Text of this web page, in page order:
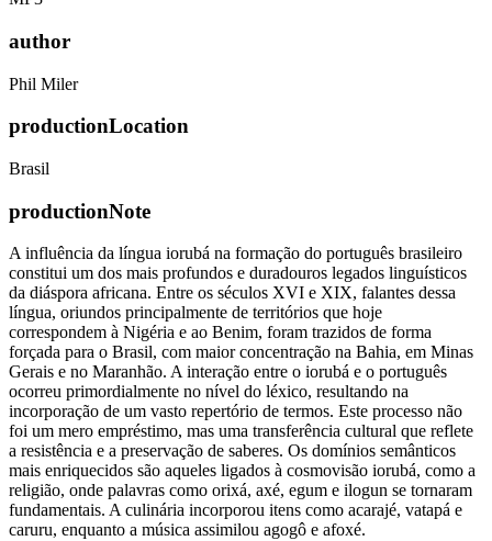
author
Phil Miler
productionLocation
Brasil
productionNote
A influência da língua iorubá na formação do português brasileiro
constitui um dos mais profundos e duradouros legados linguísticos
da diáspora africana. Entre os séculos XVI e XIX, falantes dessa
língua, oriundos principalmente de territórios que hoje
correspondem à Nigéria e ao Benim, foram trazidos de forma
forçada para o Brasil, com maior concentração na Bahia, em Minas
Gerais e no Maranhão. A interação entre o iorubá e o português
ocorreu primordialmente no nível do léxico, resultando na
incorporação de um vasto repertório de termos. Este processo não
foi um mero empréstimo, mas uma transferência cultural que reflete
a resistência e a preservação de saberes. Os domínios semânticos
mais enriquecidos são aqueles ligados à cosmovisão iorubá, como a
religião, onde palavras como orixá, axé, egum e ilogun se tornaram
fundamentais. A culinária incorporou itens como acarajé, vatapá e
caruru, enquanto a música assimilou agogô e afoxé.